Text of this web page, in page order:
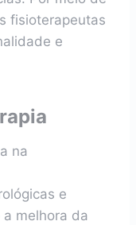
fisioterapeutas
e
na
e
melhora da